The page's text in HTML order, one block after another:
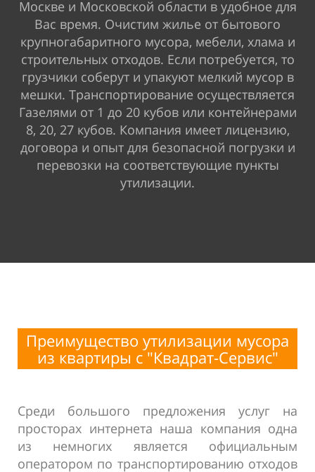
Москве и Московской области в удобное для
Вас время. Очистим жилье от бытового
крупногабаритного мусора, мебели, хлама и
строительных отходов. Если потребуется, то
грузчики соберут и упакуют мелкий мусор в
мешки. Транспортирование осуществляется
Газелями от 1 до 20 кубов или контейнерами
8, 20, 27 кубов. Компания имеет лицензию,
договора и опыт для безопасной погрузки и
перевозки на соответствующие пункты
утилизации.
Преимущество утилизации мусора
из квартиры с "Квадрат-Сервис"
Среди большого предложения услуг на
просторах интернета наша компания одна
из немногих является официальным
оператором по транспортированию отходов